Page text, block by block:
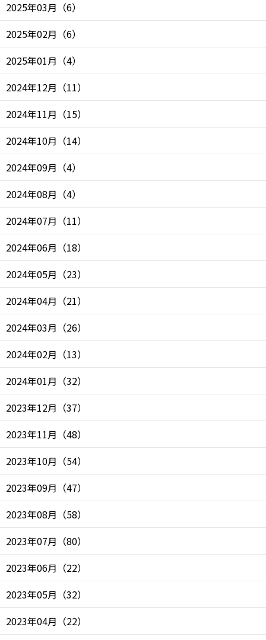
2025年03月 （6）
2025年02月 （6）
2025年01月 （4）
2024年12月 （11）
2024年11月 （15）
2024年10月 （14）
2024年09月 （4）
2024年08月 （4）
2024年07月 （11）
2024年06月 （18）
2024年05月 （23）
2024年04月 （21）
2024年03月 （26）
2024年02月 （13）
2024年01月 （32）
2023年12月 （37）
2023年11月 （48）
2023年10月 （54）
2023年09月 （47）
2023年08月 （58）
2023年07月 （80）
2023年06月 （22）
2023年05月 （32）
2023年04月 （22）